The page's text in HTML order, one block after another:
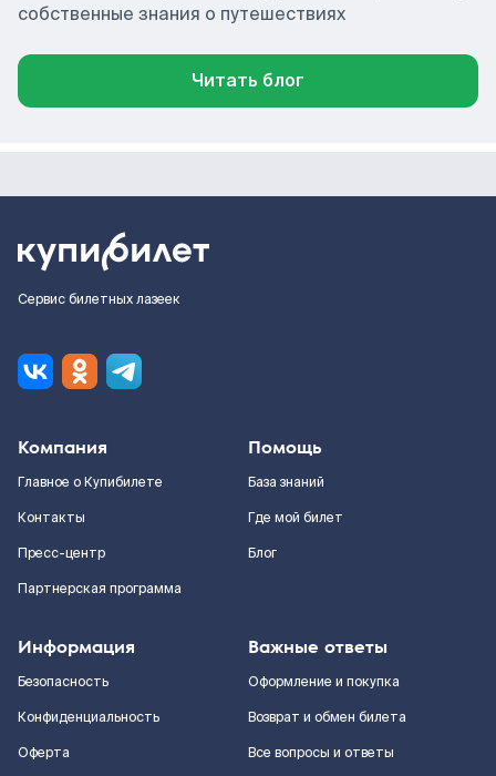
собственные знания о путешествиях
Читать блог
Сервис билетных лазеек
Компания
Главное о Купибилете
Контакты
Пресс-центр
Партнерская программа
Помощь
База знаний
Где мой билет
Блог
Информация
Безопасность
Конфиденциальность
Оферта
Важные ответы
Оформление и покупка
Возврат и обмен билета
Все вопросы и ответы